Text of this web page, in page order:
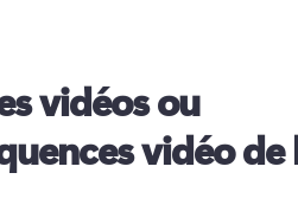
vidéos ou
vidéo de